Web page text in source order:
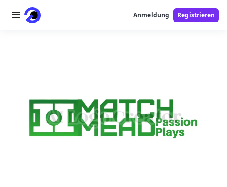
AI-Bild
AI-Video
Anmeldung Registrieren